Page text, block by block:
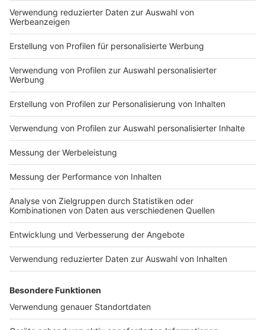
Du hast dir noch keine Artikel gemerkt
Markiere sie hierfür mit einem
Impressum
Nutzungsbedingungen
Jobs
Presse
Werben
Archiv
ANTENNE BAYERN GROUP
Kontakt
Studio-Hotline
Verkehrs-Hotline
Newsletter